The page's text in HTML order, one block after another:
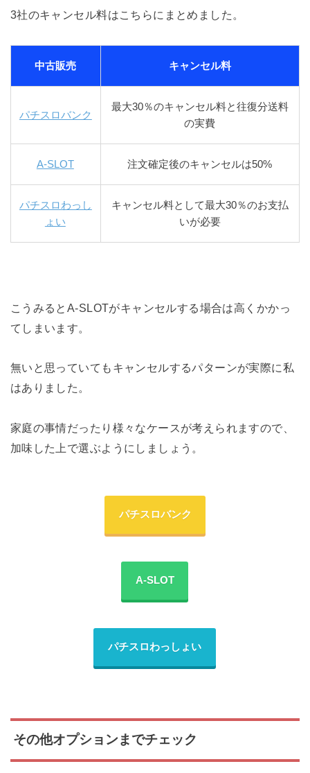
3社のキャンセル料はこちらにまとめました。
中古販売 キャンセル料
パチスロバンク
最大30％のキャンセル料と往復分送料
の実費
A-SLOT 注文確定後のキャンセルは50%
パチスロわっし
ょい
キャンセル料として最大30％のお支払
いが必要
こうみるとA-SLOTがキャンセルする場合は高くかかっ
てしまいます。
無いと思っていてもキャンセルするパターンが実際に私
はありました。
家庭の事情だったり様々なケースが考えられますので、
加味した上で選ぶようにしましょう。
パチスロバンク
A-SLOT
パチスロわっしょい
その他オプションまでチェック